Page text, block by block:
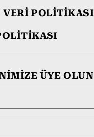
VERİ POLİTİKASI
ÜYE OLUN